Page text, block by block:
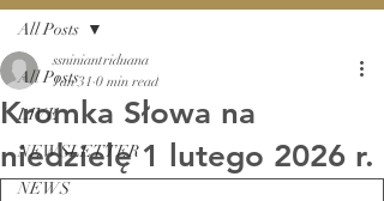
All Posts
LIVE
NEWSLETTER
NEWS
All Posts
Kromka Słowa na
niedzielę 1 lutego 2026 r.
ssniniantriduana
Jan 31 0 min read